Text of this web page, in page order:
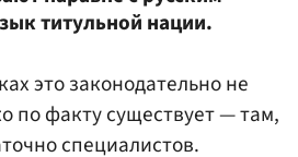
титульной нации.
это законодательно не
по факту существует — там,
специалистов.